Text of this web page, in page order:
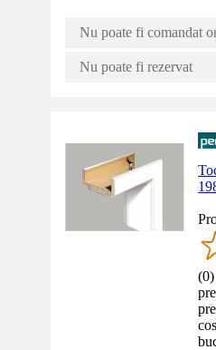
Nu poate fi comandat
Nu poate fi rezervat
(0)